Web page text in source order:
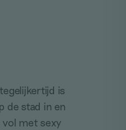
is
de stad in en
met sexy